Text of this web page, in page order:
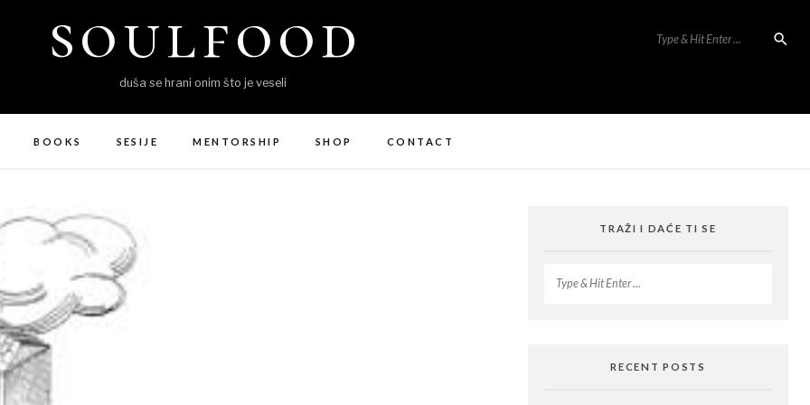
soulfood
duša se hrani onim što je veseli
BOOKS SESIJE MENTORSHIP SHOP CONTACT
TRAŽI I DAĆE TI SE
RECENT POSTS